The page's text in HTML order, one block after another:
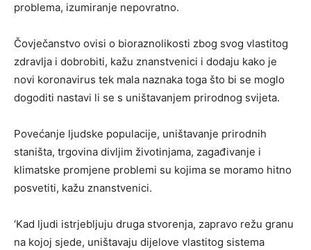
problema, izumiranje nepovratno.
Čovječanstvo ovisi o bioraznolikosti zbog svog vlastitog
zdravlja i dobrobiti, kažu znanstvenici i dodaju kako je
novi koronavirus tek mala naznaka toga što bi se moglo
dogoditi nastavi li se s uništavanjem prirodnog svijeta.
Povećanje ljudske populacije, uništavanje prirodnih
staništa, trgovina divljim životinjama, zagađivanje i
klimatske promjene problemi su kojima se moramo hitno
posvetiti, kažu znanstvenici.
‘Kad ljudi istrjebljuju druga stvorenja, zapravo režu granu
na kojoj sjede, uništavaju dijelove vlastitog sistema